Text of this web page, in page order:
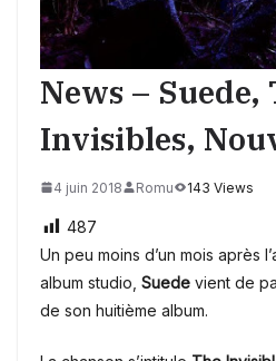
News – Suede,
Invisibles,
4 juin 2018 Romu 143 Views
487
Un peu moins d’un mois après
album studio, Suede vient de
de son huitième album.